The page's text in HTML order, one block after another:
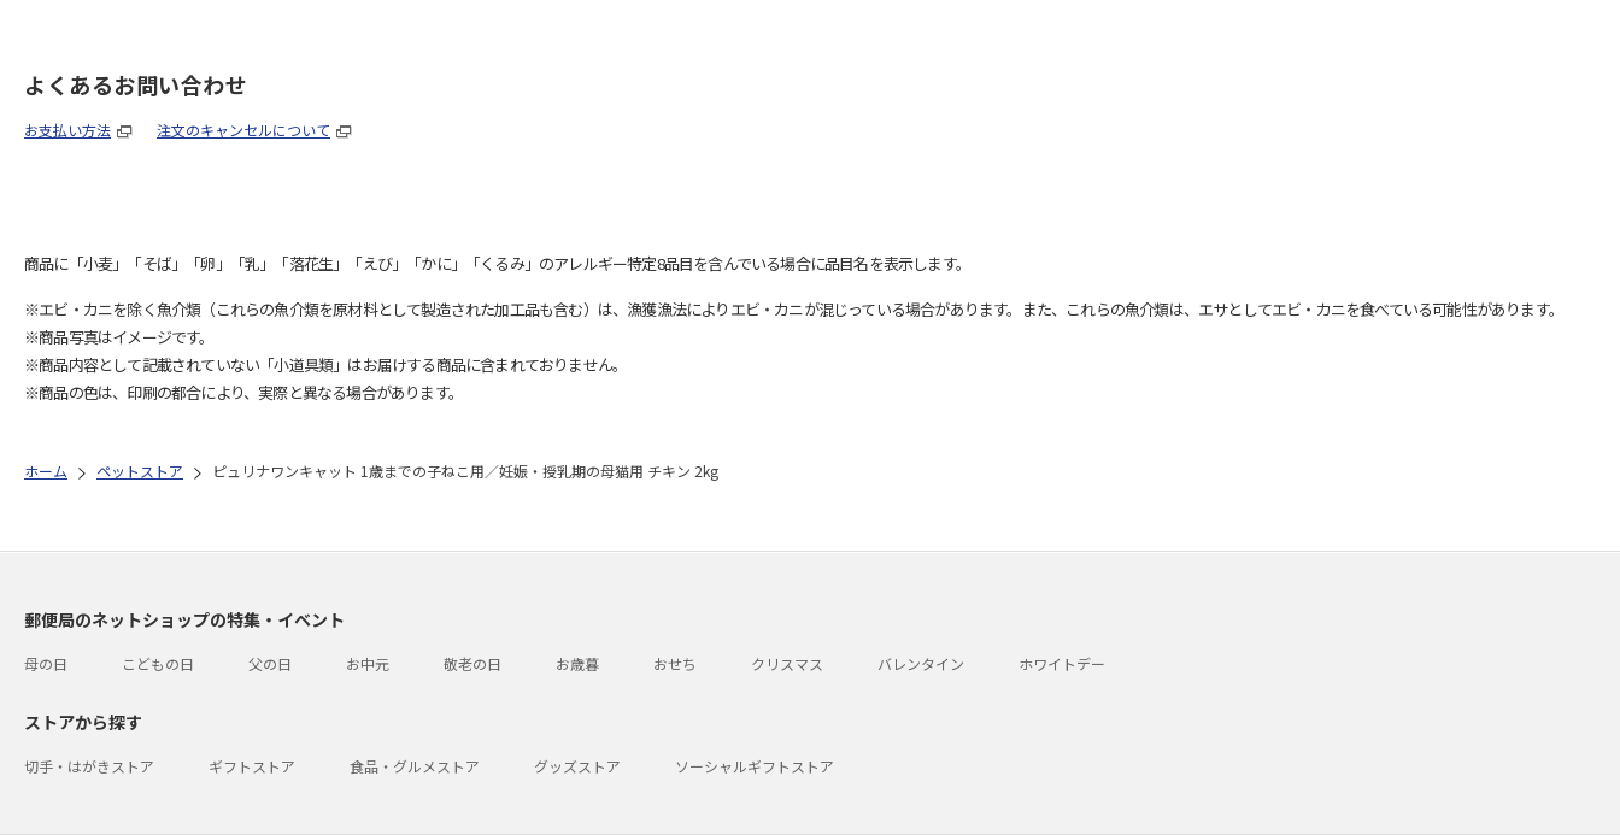
よくあるお問い合わせ
お支払い方法 注文のキャンセルについて
商品に「小麦」「そば」「卵」「乳」「落花生」「えび」「かに」「くるみ」のアレルギー特定8品目を含んでいる場合に品目名を表示します。
※エビ・カニを除く魚介類（これらの魚介類を原材料として製造された加工品も含む）は、漁獲漁法によりエビ・カニが混じっている場合があります。また、これらの魚介類は、エサとしてエビ・カニを食べている可能性があります。
※商品写真はイメージです。
※商品内容として記載されていない「小道具類」はお届けする商品に含まれておりません。
※商品の色は、印刷の都合により、実際と異なる場合があります。
ホーム ペットストア ピュリナワンキャット 1歳までの子ねこ用／妊娠・授乳期の母猫用 チキン 2kg
郵便局のネットショップの特集・イベント
母の日 こどもの日 父の日 お中元 敬老の日 お歳暮 おせち クリスマス バレンタイン ホワイトデー
ストアから探す
切手・はがきストア ギフトストア 食品・グルメストア グッズストア ソーシャルギフトストア